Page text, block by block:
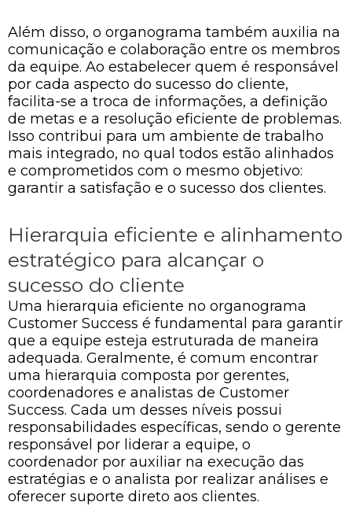
Além disso, o organograma também auxilia na
comunicação e colaboração entre os membros
da equipe. Ao estabelecer quem é responsável
por cada aspecto do sucesso do cliente,
facilita-se a troca de informações, a definição
de metas e a resolução eficiente de problemas.
Isso contribui para um ambiente de trabalho
mais integrado, no qual todos estão alinhados
e comprometidos com o mesmo objetivo:
garantir a satisfação e o sucesso dos clientes.
Hierarquia eficiente e alinhamento
estratégico para alcançar o
sucesso do cliente
Uma hierarquia eficiente no organograma
Customer Success é fundamental para garantir
que a equipe esteja estruturada de maneira
adequada. Geralmente, é comum encontrar
uma hierarquia composta por gerentes,
coordenadores e analistas de Customer
Success. Cada um desses níveis possui
responsabilidades específicas, sendo o gerente
responsável por liderar a equipe, o
coordenador por auxiliar na execução das
estratégias e o analista por realizar análises e
oferecer suporte direto aos clientes.